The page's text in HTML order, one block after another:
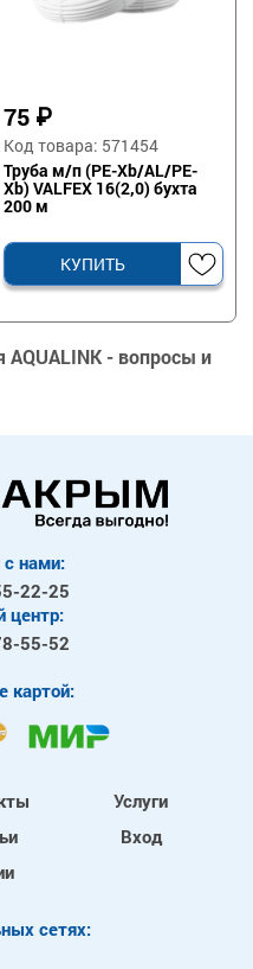
75 ₽
Код товара: 571454
Труба м/п (PE-Xb/AL/PE-
Xb) VALFEX 16(2,0) бухта
200 м
КУПИТЬ
- вопросы и
с нами:
22-25
центр:
55-52
картой:
Услуги
Вход
сетях: